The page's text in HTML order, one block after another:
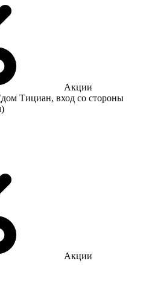
Акции
Тициан, вход со стороны
Акции